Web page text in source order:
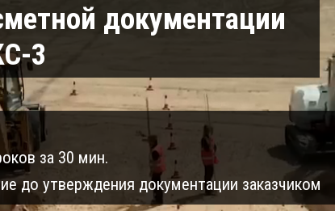
за 30 мин.
до утверждения документации заказчиком
документации
3